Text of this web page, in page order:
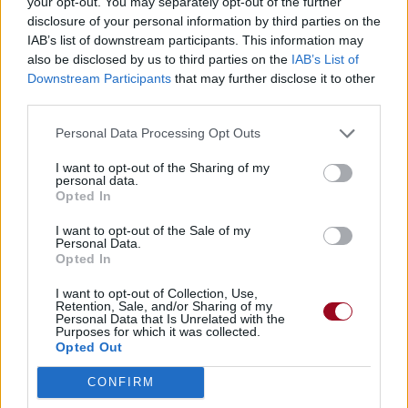
disclosure of your personal information by third parties on the
IAB’s list of downstream participants. This information may
also be disclosed by us to third parties on the IAB’s List of
Downstream Participants that may further disclose it to other
Personal Data Processing Opt Outs
I want to opt-out of the Sharing of my
personal data.
Opted In
I want to opt-out of the Sale of my
Personal Data.
Opted In
I want to opt-out of Collection, Use,
Retention, Sale, and/or Sharing of my
Personal Data that Is Unrelated with the
Purposes for which it was collected.
Opted Out
CONFIRM